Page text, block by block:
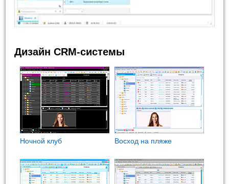
Дизайн CRM-системы
Ночной клуб Восход на пляже